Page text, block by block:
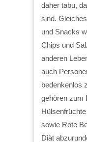
daher tabu,
sind.
und Snacks
Chips und
anderen
auch
bedenkenlos
gehören zum
sowie Rote
Diät